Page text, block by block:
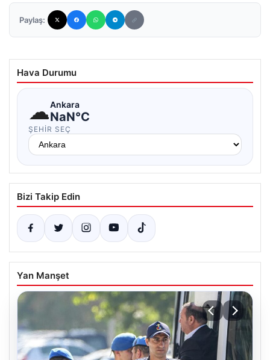
Paylaş:
Hava Durumu
☁Ankara
NaN°C
ŞEHIR SEÇ
Bizi Takip Edin
Yan Manşet